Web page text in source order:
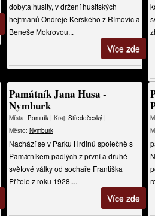
dobyta husity, v držení husitských
hejtmanů Ondřeje Keřského z Římovic a
Beneše Mokrovou...
Více zde
Památník Jana Husa -
Nymburk
Místa: Pomník | Kraj: Středočeský |
Město: Nymburk
Nachází se v Parku Hrdinů společně s
Památníkem padlých z první a druhé
světové války od sochaře Františka
Přítele z roku 1928....
Více zde